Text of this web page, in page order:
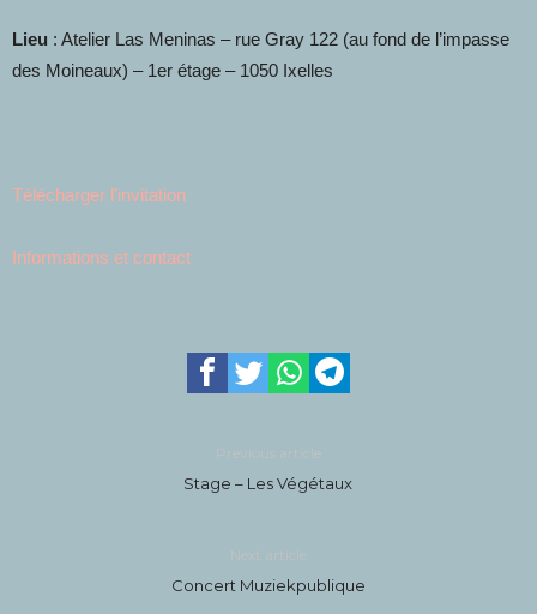
Lieu : Atelier Las Meninas – rue Gray 122 (au fond de l’impasse
des Moineaux) – 1er étage – 1050 Ixelles
Télécharger l’invitation
Informations et contact
Previous article
Stage – Les Végétaux
Next article
Concert Muziekpublique